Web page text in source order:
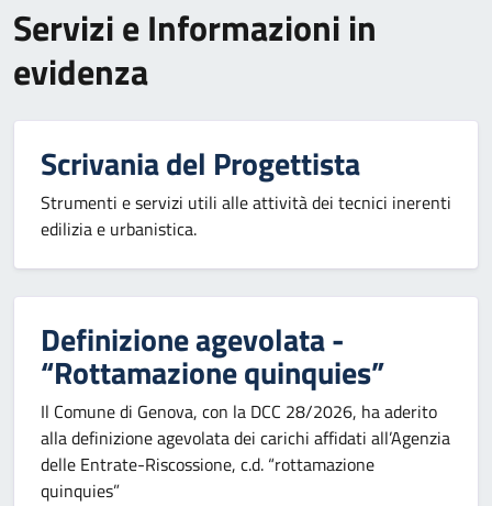
Servizi e Informazioni in
evidenza
Scrivania del Progettista
Strumenti e servizi utili alle attività dei tecnici inerenti
edilizia e urbanistica.
Definizione agevolata -
“Rottamazione quinquies”
Il Comune di Genova, con la DCC 28/2026, ha aderito
alla definizione agevolata dei carichi affidati all’Agenzia
delle Entrate-Riscossione, c.d. “rottamazione
quinquies”